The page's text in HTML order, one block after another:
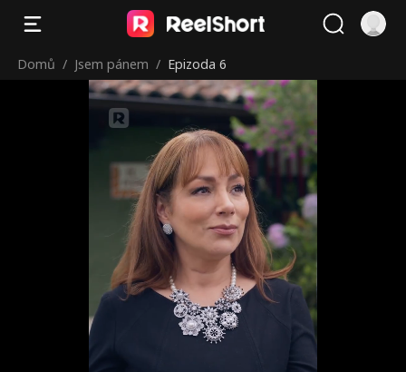
Domů / Jsem pánem / Epizoda 6